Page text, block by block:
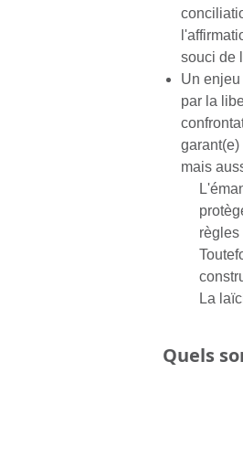
souci de
Un enjeu
par la
mais
règles
La
Quels